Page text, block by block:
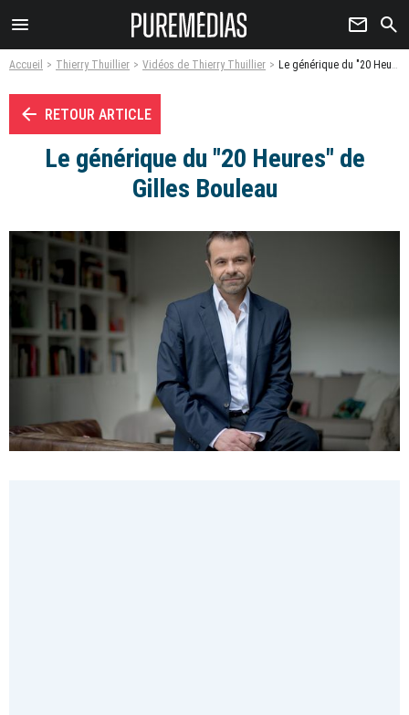
menu newsletter search
Accueil Thierry Thuillier Vidéos de Thierry Thuillier Le générique du "20 Heures" de Gilles Bouleau - Vidéo
arrow_left RETOUR ARTICLE
Le générique du "20 Heures" de
Gilles Bouleau